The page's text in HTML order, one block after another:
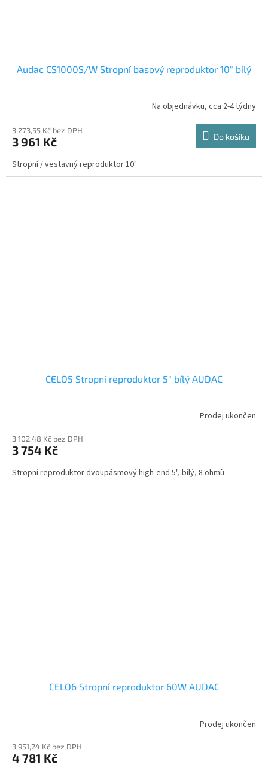
Audac CS1000S/W Stropní basový reproduktor 10" bílý
Na objednávku, cca 2-4 týdny
3 273,55 Kč bez DPH
3 961 Kč Do košíku
Stropní / vestavný reproduktor 10"
CELO5 Stropní reproduktor 5" bílý AUDAC
Prodej ukončen
3 102,48 Kč bez DPH
3 754 Kč
Stropní reproduktor dvoupásmový high-end 5", bílý, 8 ohmů
CELO6 Stropní reproduktor 60W AUDAC
Prodej ukončen
3 951,24 Kč bez DPH
4 781 Kč